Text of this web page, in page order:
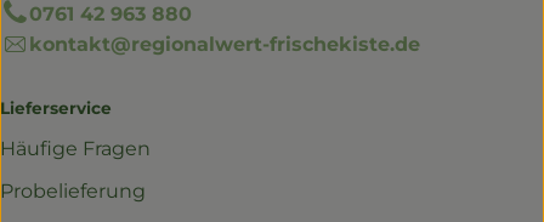
0761 42 963 880
kontakt@regionalwert-frischekiste.de
Lieferservice
Häufige Fragen
Probelieferung